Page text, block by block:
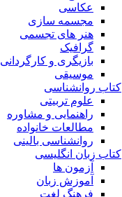
عکاسی
مجسمه سازی
هنر های تجسمی
گرافیک
بازیگری و کارگردانی
موسیقی
کتاب روانشناسی
علوم تربیتی
راهنمایی و مشاوره
مطالعات خانواده
روانشناسی بالینی
کتاب زبان انگلیسی
آزمون ها
آموزش زبان
فرهنگ لغت